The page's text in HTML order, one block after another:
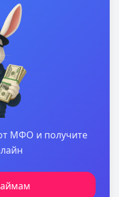
МФО и получите